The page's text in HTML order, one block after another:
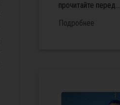
прочитайте перед...
Подробнее